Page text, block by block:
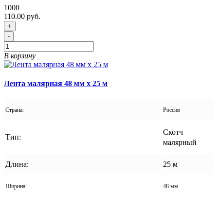
1000
110.00 руб.
+
-
В корзину
Лента малярная 48 мм x 25 м
Страна: Россия
Тип:
Скотч
малярный
Длина: 25 м
Ширина: 48 мм